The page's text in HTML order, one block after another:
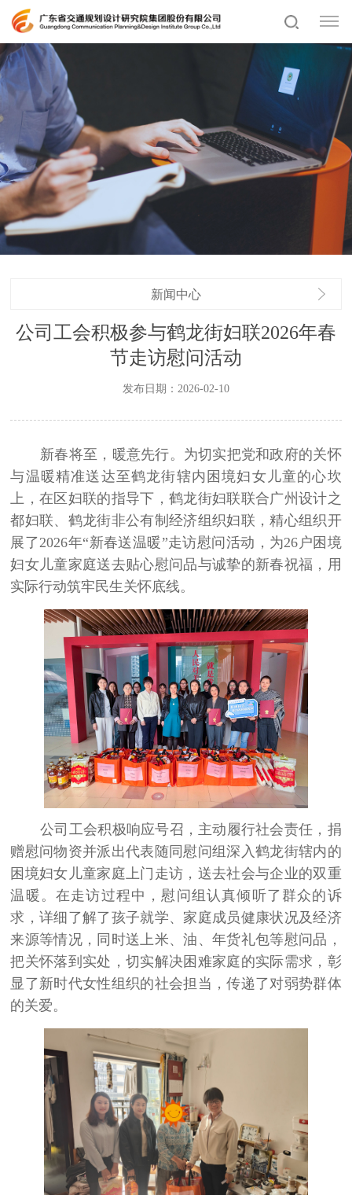
新闻中心
公司工会积极参与鹤龙街妇联2026年春
节走访慰问活动
发布日期：2026-02-10
新春将至，暖意先行。为切实把党和政府的关怀
与温暖精准送达至鹤龙街辖内困境妇女儿童的心坎
上，在区妇联的指导下，鹤龙街妇联联合广州设计之
都妇联、鹤龙街非公有制经济组织妇联，精心组织开
展了2026年“新春送温暖”走访慰问活动，为26 户困境
妇女儿童家庭送去贴心慰问品与诚挚的新春祝福，用
实际行动筑牢民生关怀底线。
公司工会积极响应号召，主动履行社会责任，捐
赠慰问物资并派出代表随同慰问组深入鹤龙街辖内的
困境妇女儿童家庭上门走访，送去社会与企业的双重
温暖。在走访过程中，慰问组认真倾听了群众的诉
求，详细了解了孩子就学、家庭成员健康状况及经济
来源等情况，同时送上米、油、年货礼包等慰问品，
把关怀落到实处，切实解决困难家庭的实际需求，彰
显了新时代女性组织的社会担当，传递了对弱势群体
的关爱。